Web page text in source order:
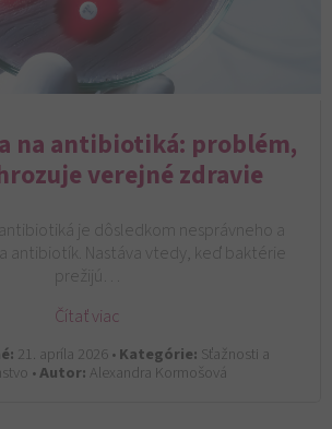
na antibiotiká: problém,
verejné zdravie
je dôsledkom nesprávneho a
antibiotík. Nastáva vtedy, keď baktérie
prežijú…
Čítať viac
21. apríla 2026 •Kategórie: Sťažnosti a
•Autor: Alexandra Kormošová